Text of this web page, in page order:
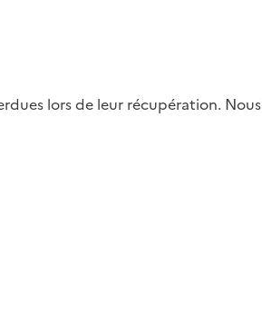
lors de leur récupération.